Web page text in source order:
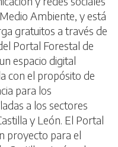
Ambiente, y está
gratuitos a través de
Portal Forestal de
espacio digital
con el propósito de
para los
a los sectores
y León. El Portal
proyecto para el